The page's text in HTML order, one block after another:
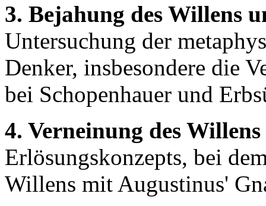
3. Bejahung des Willens
Untersuchung der
Denker, insbesondere die
bei Schopenhauer und
4. Verneinung des
Erlösungskonzepts, bei
Willens mit Augustinus'